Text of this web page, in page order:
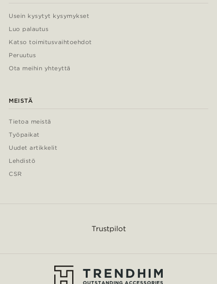
Usein kysytyt kysymykset
Luo palautus
Katso toimitusvaihtoehdot
Peruutus
Ota meihin yhteyttä
MEISTÄ
Tietoa meistä
Työpaikat
Uudet artikkelit
Lehdistö
CSR
Trustpilot